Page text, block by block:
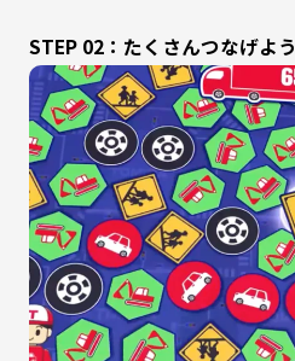
STEP 02：たくさんつなげよう